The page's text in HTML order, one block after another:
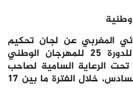
المغربي عن لجان تحكيم
المسابقات الرسمية للدورة 25 للمهرجان الوطني
الرعاية السامية لصاحب
الجلالة الملك محمد السادس، خلال الفترة ما بين 17